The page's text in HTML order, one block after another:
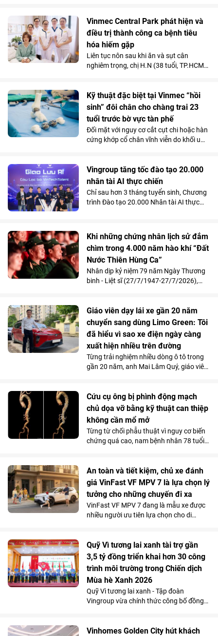
lựa chọn sáng giá hơn hẳn so với những
mẫu xe tay ga chạy xăng trên thị trường.
Vinmec Central Park phát hiện và
điều trị thành công ca bệnh tiêu
hóa hiếm gặp
Liên tục nôn sau khi ăn và sụt cân
nghiêm trọng, chị H.N (38 tuổi, TP.HCM)
căn bệnh tiêu hóa hiếm gặp chỉ chiếm
dưới 0,3% dân số.
Kỹ thuật đặc biệt tại Vinmec “hồi
sinh” đôi chân cho chàng trai 23
tuổi trước bờ vực tàn phế
Đối mặt với nguy cơ cắt cụt chi hoặc hàn
cứng khớp cổ chân vĩnh viễn do khối u
toàn bộ xương sên bằng vật liệu
Titanium in 3D tại Bệnh viện Đa khoa
Quốc tế Vinmec Times City.
Vingroup tăng tốc đào tạo 20.000
nhân tài AI thực chiến
Chỉ sau hơn 3 tháng tuyển sinh, Chương
trình Đào tạo 20.000 Nhân tài AI thực
quả 100% học viên đạt chuẩn khóa I
được mời làm việc ngay sau khi tốt
nghiệp, Chương trình đang tăng tốc mở
rộng quy mô đào tạo nhằm đảm bảo
mục tiêu cung cấp từ 10.000 - 20.000
nhân tài AI trong vòng 2 năm, đáp ứng
Khi những chứng nhân lịch sử đắm
chìm trong 4.000 năm hào khí “Đất
Nước Thiên Hùng Ca”
Nhân dịp kỷ niệm 79 năm Ngày Thương
binh - Liệt sĩ (27/7/1947-27/7/2026),
chiến thưởng thức show diễn “Đất Nước
Thiên Hùng Ca” tại Vinpearl Theatre
Ocean City. Phản hồi xúc động của chính
những người từng đi qua chiến tranh đã
góp phần khẳng định ý nghĩa nhân văn
và giá trị lan tỏa của tác phẩm nghệ
thuật lấy cảm hứng từ hơn 4.000 năm
Giáo viên dạy lái xe gần 20 năm
chuyển sang dùng Limo Green: Tôi
đã hiểu vì sao xe điện ngày càng
xuất hiện nhiều trên đường
Từng trải nghiệm nhiều dòng ô tô trong
gần 20 năm, anh Mai Lâm Quý, giáo viên
Green đã thay đổi hoàn toàn góc nhìn
của anh về xe điện. Không gian 7 chỗ
rộng rãi, khả năng tăng tốc mượt và chi
phí sử dụng thấp đến khó tin giúp mẫu
MPV điện vừa trở thành “xe ruột” của
anh trong công việc, vừa phục vụ trọn
Cứu cụ ông bị phình động mạch
chủ dọa vỡ bằng kỹ thuật can thiệp
không cần mổ mở
Từng từ chối phẫu thuật vì nguy cơ biến
chứng quá cao, nam bệnh nhân 78 tuổi
các bác sĩ Vinmec Times City điều trị
thành công. Bí quyết nằm ở kỹ thuật tái
tạo hệ thống mạch tạng mà không cần
mở ngực hay mở bụng.
An toàn và tiết kiệm, chủ xe đánh
giá VinFast VF MPV 7 là lựa chọn lý
tưởng cho những chuyến đi xa
VinFast VF MPV 7 đang là mẫu xe được
nhiều người ưu tiên lựa chọn cho di
mà vẫn tiết kiệm chi phí.
Quỹ Vì tương lai xanh tài trợ gần
3,5 tỷ đồng triển khai hơn 30 công
trình môi trường trong Chiến dịch
Mùa hè Xanh 2026
Quỹ Vì tương lai xanh - Tập đoàn
Vingroup vừa chính thức công bố đồng
Nguồn lực này sẽ được sử dụng để triển
Vinhomes Golden City hút khách